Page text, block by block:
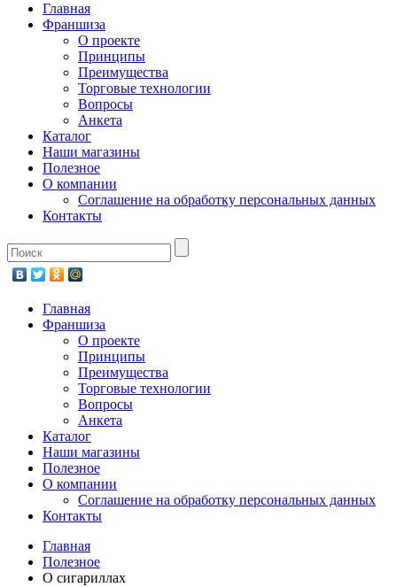
Главная
Франшиза
О проекте
Принципы
Преимущества
Торговые технологии
Вопросы
Анкета
Каталог
Наши магазины
Полезное
О компании
Соглашение на обработку персональных данных
Контакты
Главная
Франшиза
О проекте
Принципы
Преимущества
Торговые технологии
Вопросы
Анкета
Каталог
Наши магазины
Полезное
О компании
Соглашение на обработку персональных данных
Контакты
Главная
Полезное
О сигариллах